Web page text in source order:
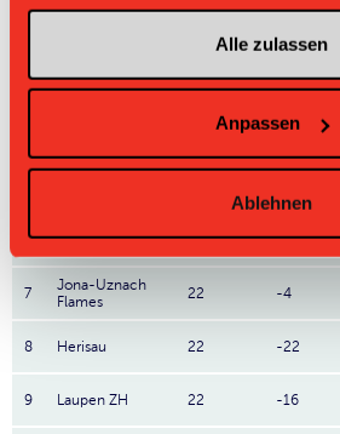
Alle zulassen
Anpassen
Ablehnen
3 Red Devils 22 +16
+52
6 Red Lions 22 +22
7
Jona-Uznach
Flames
22 -4
8 Herisau 22 -22
9 Laupen ZH 22 -16